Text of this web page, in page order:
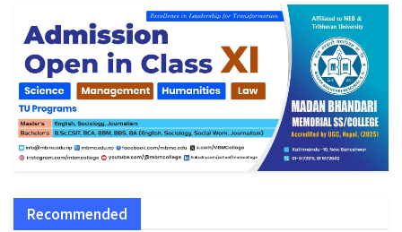
Recommended